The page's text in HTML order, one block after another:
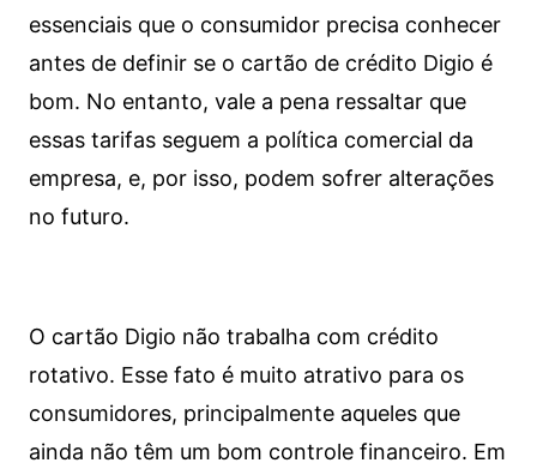
essenciais que o consumidor precisa conhecer
antes de definir se o cartão de crédito Digio é
bom. No entanto, vale a pena ressaltar que
essas tarifas seguem a política comercial da
empresa, e, por isso, podem sofrer alterações
no futuro.
O cartão Digio não trabalha com crédito
rotativo. Esse fato é muito atrativo para os
consumidores, principalmente aqueles que
ainda não têm um bom controle financeiro. Em